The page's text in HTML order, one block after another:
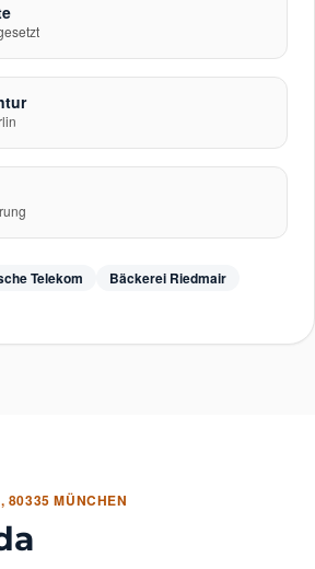
Telekom
Bäckerei Riedmair
80335 MÜNCHEN